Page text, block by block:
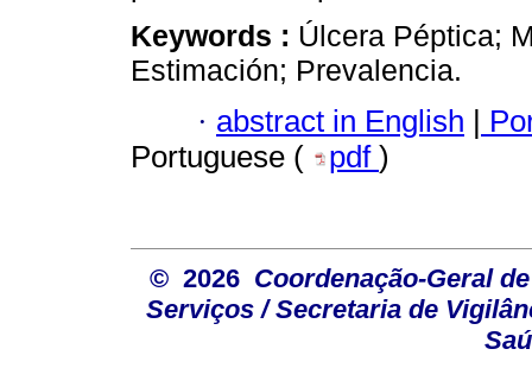
Keywords : Úlcera Péptica;
Estimación; Prevalencia.
· abstract in English |
Portuguese (
pdf )
© 2026 Coordenação-Geral
Serviços / Secretaria de